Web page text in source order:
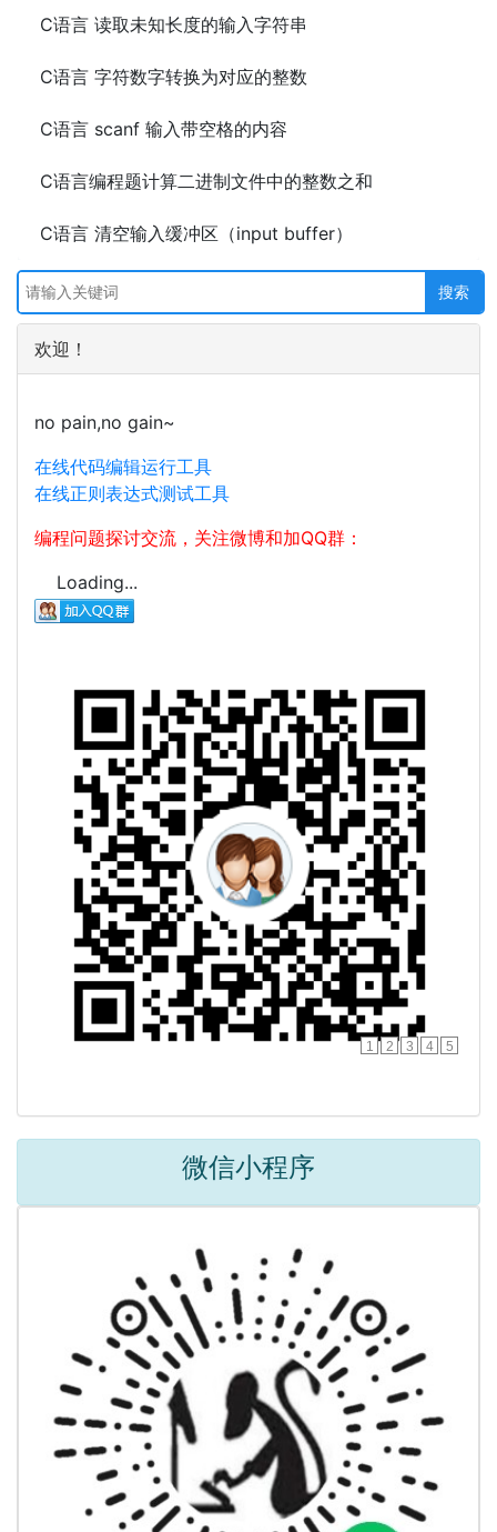
C语言 读取未知长度的输入字符串
C语言 字符数字转换为对应的整数
C语言 scanf 输入带空格的内容
C语言编程题计算二进制文件中的整数之和
C语言 清空输入缓冲区（input buffer）
欢迎！
no pain,no gain~
在线代码编辑运行工具
在线正则表达式测试工具
编程问题探讨交流，关注微博和加QQ群：
Loading...
1 2 3 4 5
微信小程序